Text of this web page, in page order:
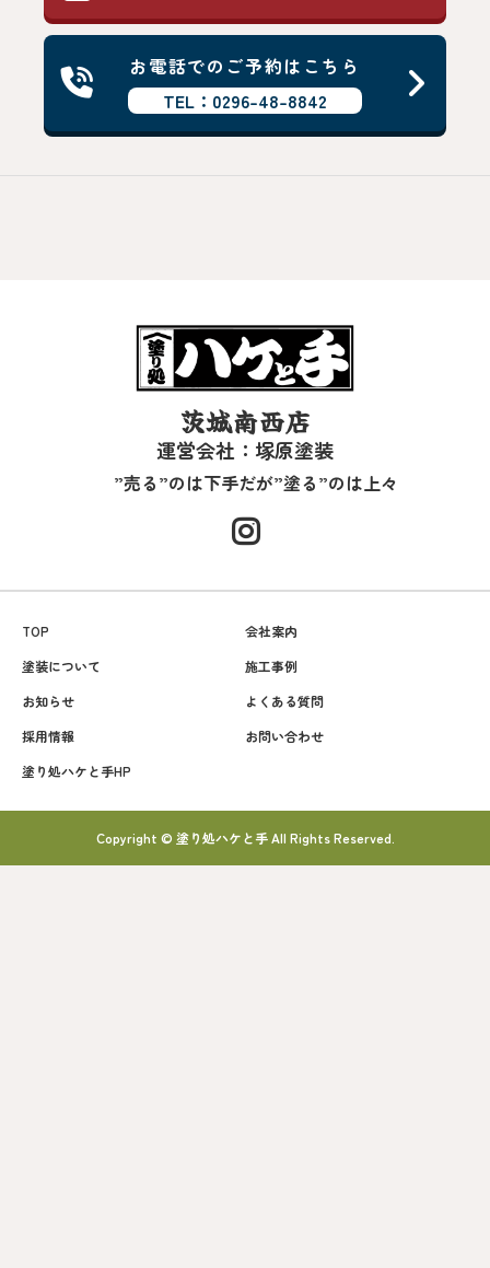
お電話でのご予約はこちら
TEL：0296-48-8842
茨城南西店
運営会社：塚原塗装
”売る”のは下手だが”塗る”のは上々
TOP
会社案内
塗装について
施工事例
お知らせ
よくある質問
採用情報
お問い合わせ
塗り処ハケと手HP
Copyright © 塗り処ハケと手 All Rights Reserved.